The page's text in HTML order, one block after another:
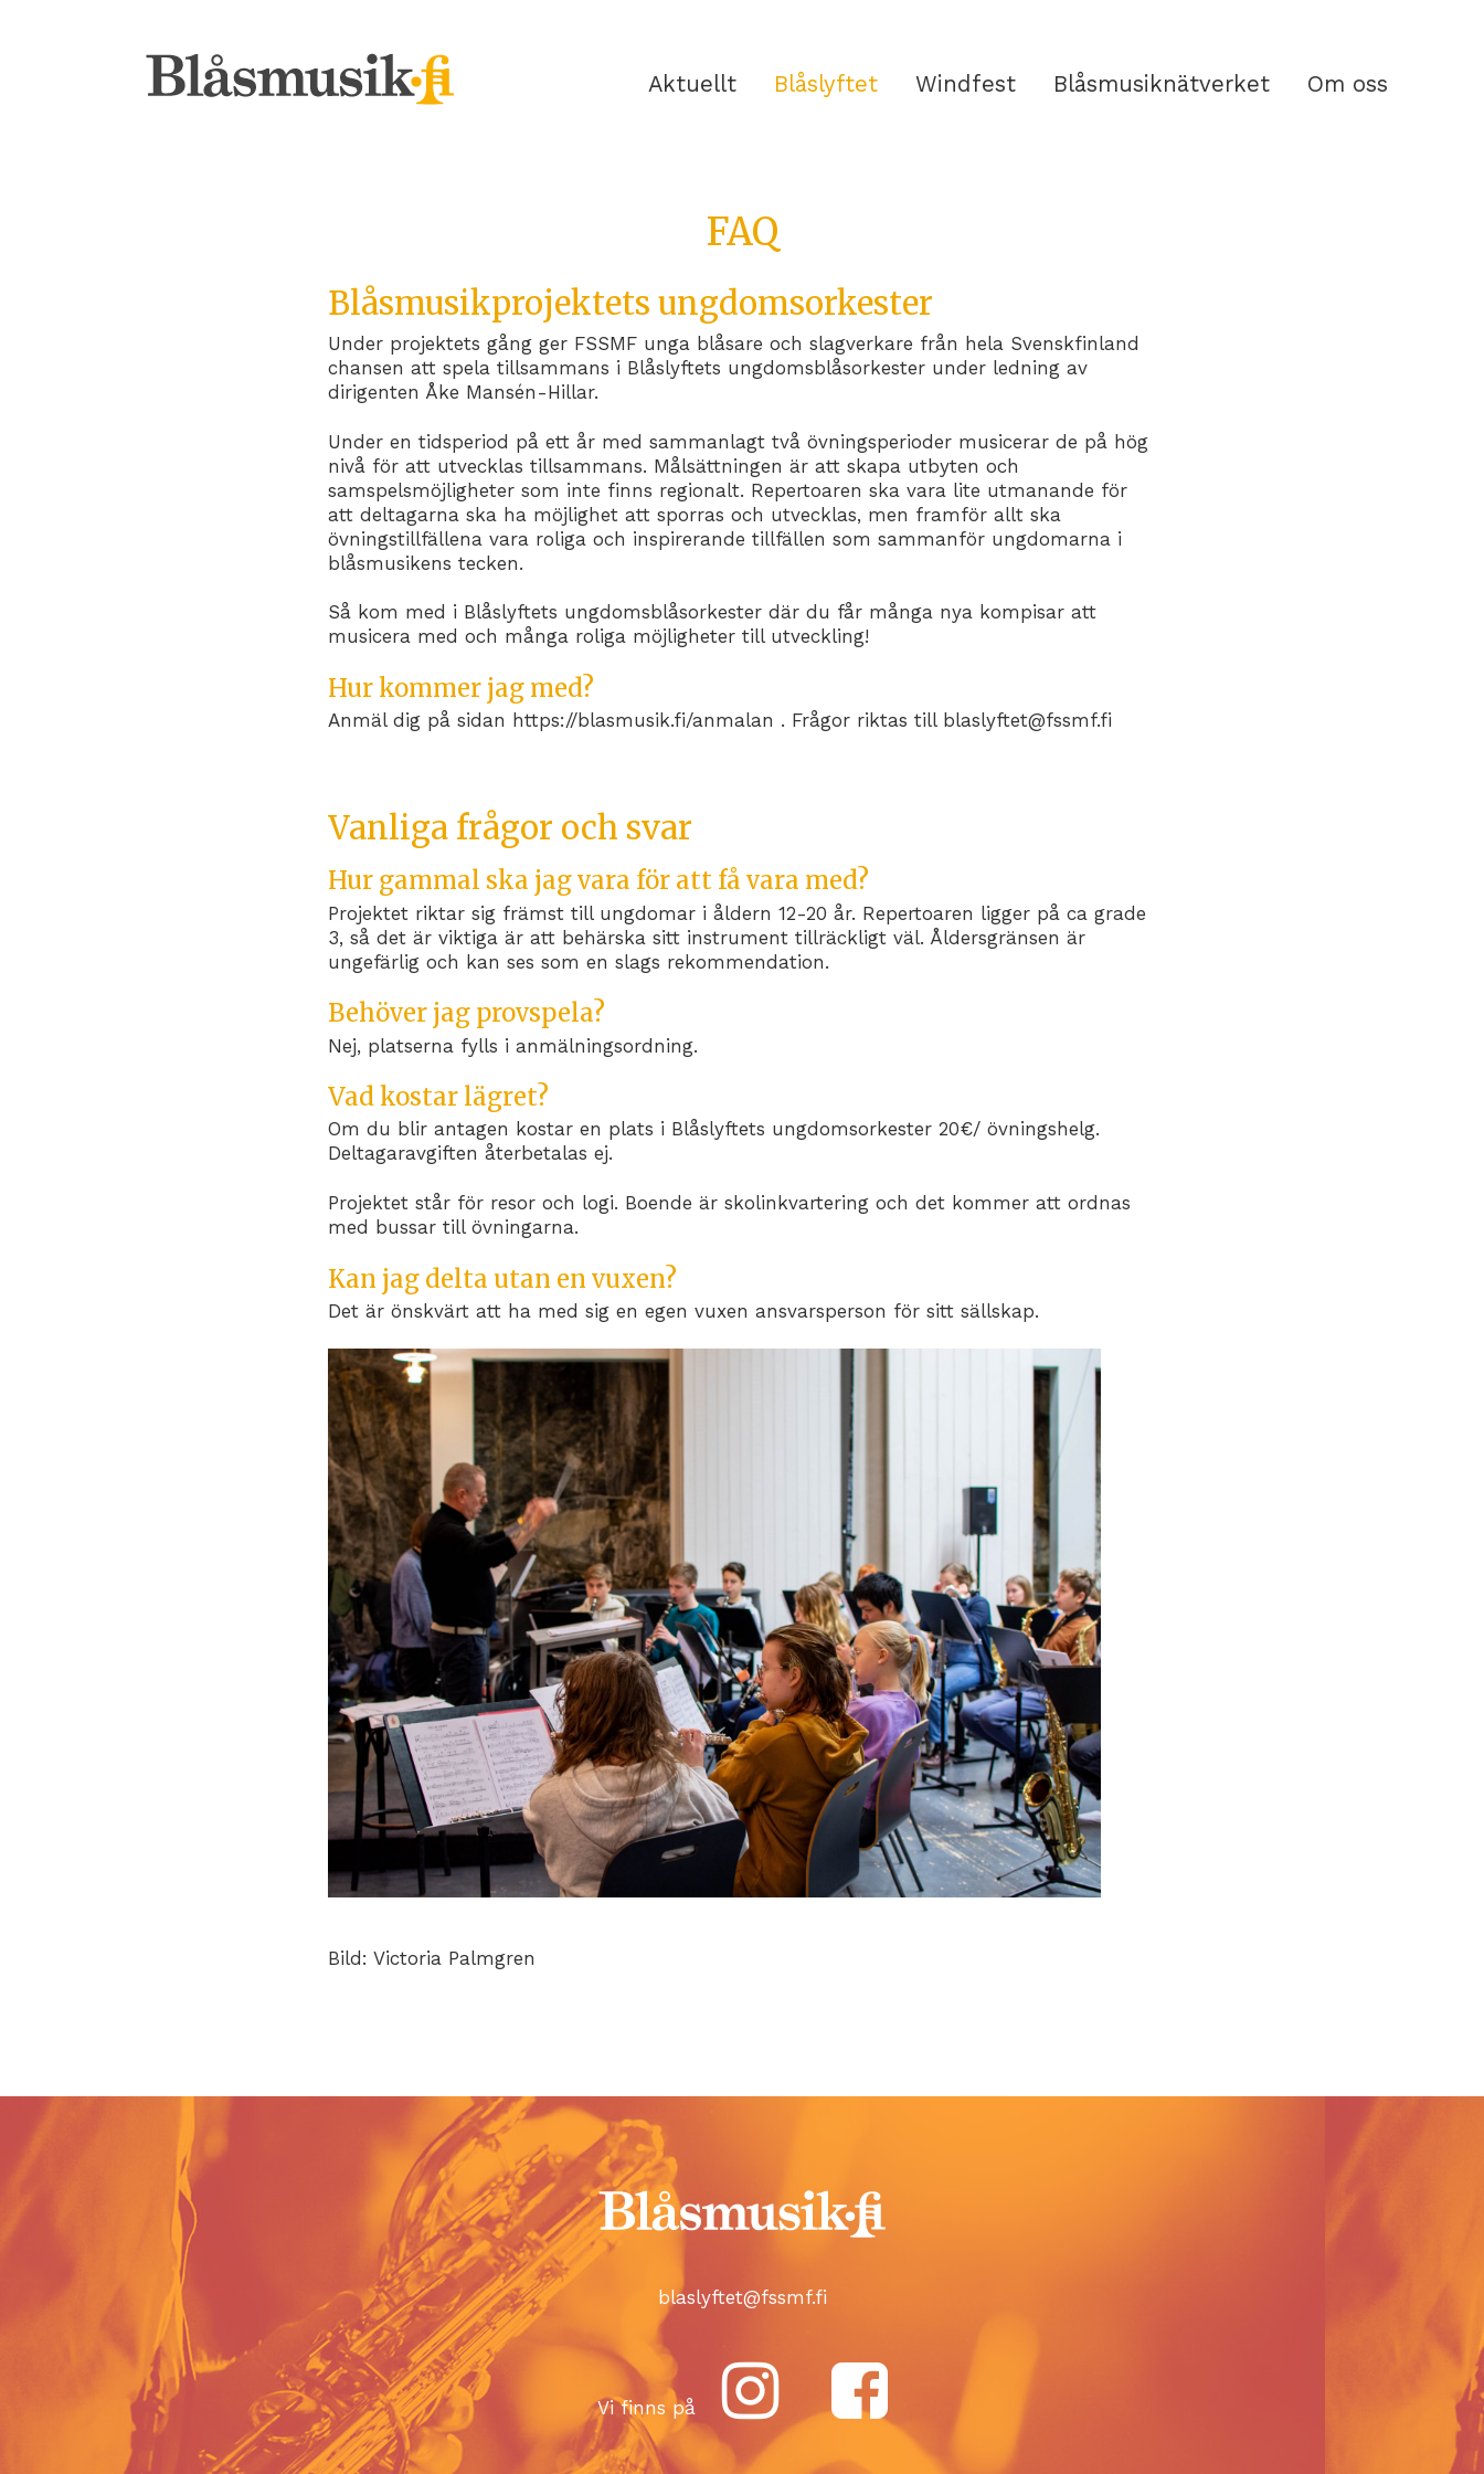
Aktuellt Blåslyftet Windfest Blåsmusiknätverket Om oss
FAQ
Blåsmusikprojektets ungdomsorkester
Under projektets gång ger FSSMF unga blåsare och slagverkare från hela Svenskfinland
chansen att spela tillsammans i Blåslyftets ungdomsblåsorkester under ledning av
dirigenten Åke Mansén-Hillar.
Under en tidsperiod på ett år med sammanlagt två övningsperioder musicerar de på hög
nivå för att utvecklas tillsammans. Målsättningen är att skapa utbyten och
samspelsmöjligheter som inte finns regionalt. Repertoaren ska vara lite utmanande för
att deltagarna ska ha möjlighet att sporras och utvecklas, men framför allt ska
övningstillfällena vara roliga och inspirerande tillfällen som sammanför ungdomarna i
blåsmusikens tecken.
Så kom med i Blåslyftets ungdomsblåsorkester där du får många nya kompisar att
musicera med och många roliga möjligheter till utveckling!
Hur kommer jag med?
Anmäl dig på sidan https://blasmusik.fi/anmalan . Frågor riktas till blaslyftet@fssmf.fi
Vanliga frågor och svar
Hur gammal ska jag vara för att få vara med?
Projektet riktar sig främst till ungdomar i åldern 12-20 år. Repertoaren ligger på ca grade
3, så det är viktiga är att behärska sitt instrument tillräckligt väl. Åldersgränsen är
ungefärlig och kan ses som en slags rekommendation.
Behöver jag provspela?
Nej, platserna fylls i anmälningsordning.
Vad kostar lägret?
Om du blir antagen kostar en plats i Blåslyftets ungdomsorkester 20€/ övningshelg.
Deltagaravgiften återbetalas ej.
Projektet står för resor och logi. Boende är skolinkvartering och det kommer att ordnas
med bussar till övningarna.
Kan jag delta utan en vuxen?
Det är önskvärt att ha med sig en egen vuxen ansvarsperson för sitt sällskap.
Bild: Victoria Palmgren
blaslyftet@fssmf.fi
Vi finns på